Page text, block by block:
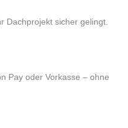
Dachprojekt sicher gelingt.
Pay oder Vorkasse – ohne